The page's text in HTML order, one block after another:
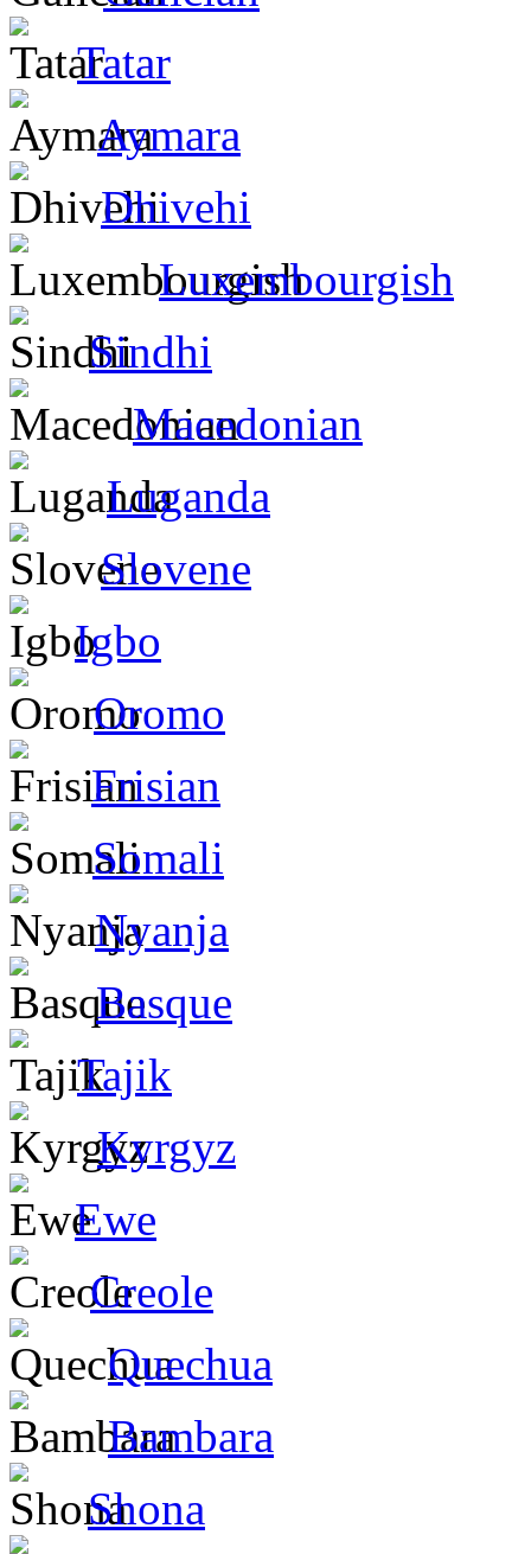
Tatar
Aymara
Dhivehi
Luxembourgish
Sindhi
Macedonian
Luganda
Slovene
Igbo
Oromo
Frisian
Somali
Nyanja
Basque
Tajik
Kyrgyz
Ewe
Creole
Quechua
Bambara
Shona